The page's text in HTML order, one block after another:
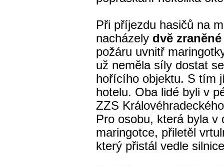
Při příjezdu hasičů na
nacházely dvě
požáru uvnitř
už neměla síly dostat
hořícího objektu. S tím
hotelu. Oba lidé byli v
ZZS
Pro osobu, která byla v
maringotce, přiletěl
který přistál vedle